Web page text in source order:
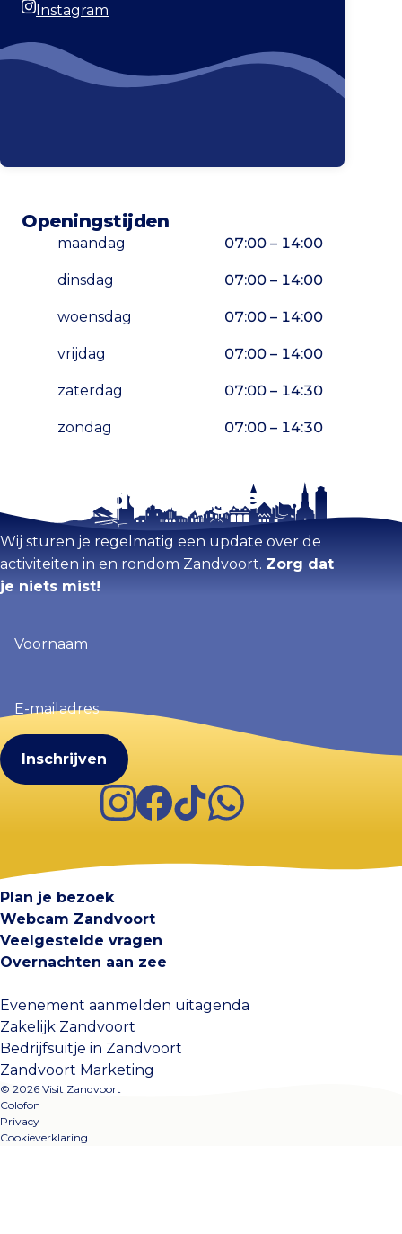
Instagram
Instagram
Openingstijden
maandag 07:00 – 14:00
dinsdag 07:00 – 14:00
woensdag 07:00 – 14:00
vrijdag 07:00 – 14:00
zaterdag 07:00 – 14:30
zondag 07:00 – 14:30
Kaart vergroten
Blijf op de hoogte
Wij sturen je regelmatig een update over de
activiteiten in en rondom Zandvoort. Zorg dat
je niets mist!
(Vereist)
mailadres
(Vereist)
InstagramFacebook
TikTokWhatsApp
Plan je bezoek
Webcam Zandvoort
Veelgestelde vragen
Overnachten aan zee
Evenement aanmelden uitagenda
Zakelijk Zandvoort
Bedrijfsuitje in Zandvoort
Zandvoort Marketing
© 2026 Visit Zandvoort
Colofon
Privacy
Cookieverklaring